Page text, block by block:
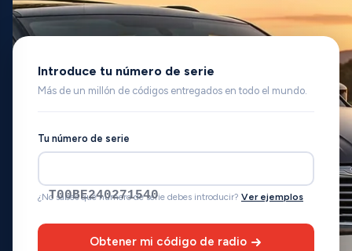
Introduce tu número de serie
Más de un millón de códigos entregados en todo el mundo.
Tu número de serie
T00BE240271540
¿No sabes qué número de serie debes introducir? Ver ejemplos
Obtener mi código de radio